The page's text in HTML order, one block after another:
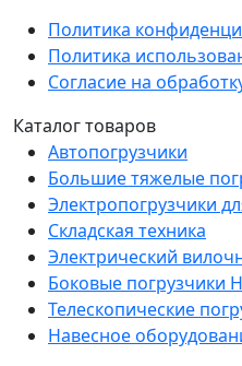
Политика
Политика
Согласие на
Каталог товаров
Автопогрузчики
Большие тяжелые
Электропогрузчики
Складская техника
Электрический
Боковые погрузчики
Телескопические
Навесное